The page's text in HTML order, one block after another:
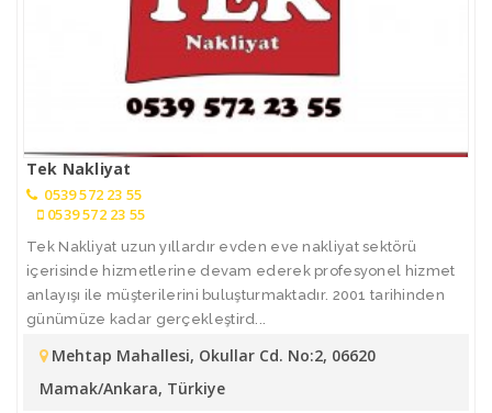
Tek Nakliyat
0539 572 23 55
0539 572 23 55
Tek Nakliyat uzun yıllardır evden eve nakliyat sektörü
içerisinde hizmetlerine devam ederek profesyonel hizmet
anlayışı ile müşterilerini buluşturmaktadır. 2001 tarihinden
günümüze kadar gerçekleştird...
Mehtap Mahallesi, Okullar Cd. No:2, 06620
Mamak/Ankara, Türkiye